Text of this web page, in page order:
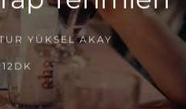
YÜKSEL AKAY